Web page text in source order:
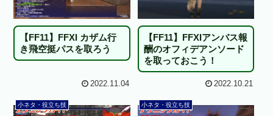
【FF11】FFXI カザム行
き飛空挺パスを取ろう
2022.11.04
【FF11】FFXIアンバス報
酬のオフィデアンソード
を取っておこう！
2022.10.21
小ネタ・役立ち技 小ネタ・役立ち技